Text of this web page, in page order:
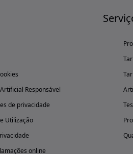
Responsável
de privacidade
Utilização
online